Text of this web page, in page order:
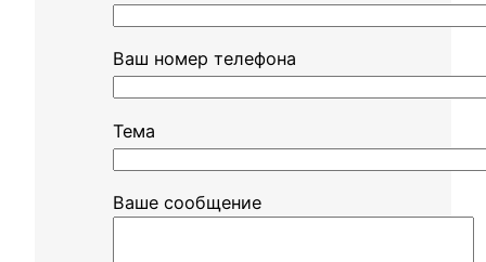
Ваш номер телефона
Тема
Ваше сообщение